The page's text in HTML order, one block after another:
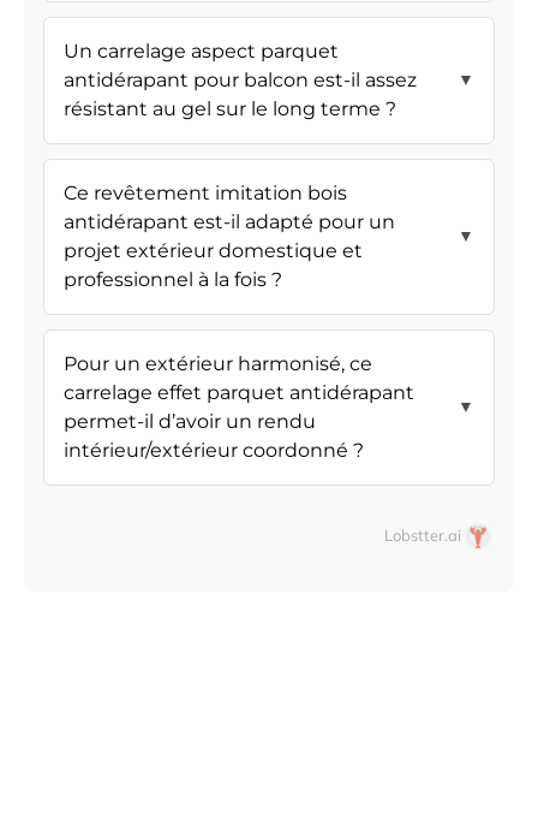
Un carrelage aspect parquet
antidérapant pour balcon est-il assez
résistant au gel sur le long terme ?
▼
Ce revêtement imitation bois
antidérapant est-il adapté pour un
projet extérieur domestique et
professionnel à la fois ?
▼
Pour un extérieur harmonisé, ce
carrelage effet parquet antidérapant
permet-il d’avoir un rendu
intérieur/extérieur coordonné ?
▼
Lobstter.ai